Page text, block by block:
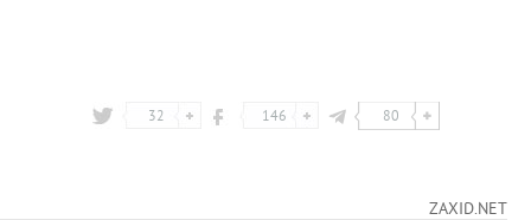
32 146 80
ZAXID.NET